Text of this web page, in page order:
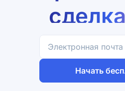
Начать